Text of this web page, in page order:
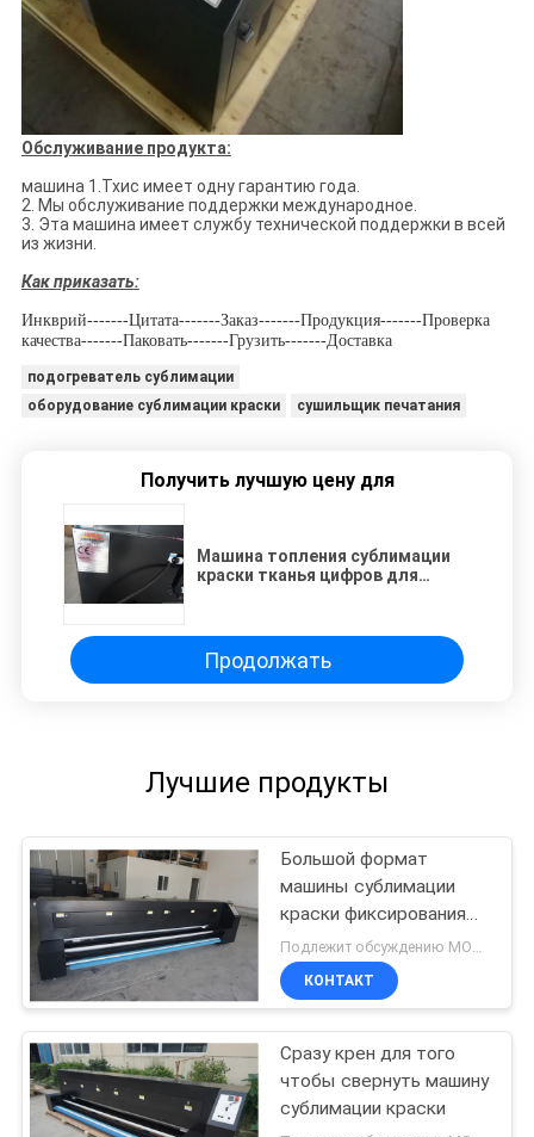
Обслуживание продукта:
машина 1.Тхис имеет одну гарантию года.
2. Мы обслуживание поддержки международное.
3. Эта машина имеет службу технической поддержки в всей
из жизни.
Как приказать:
Инкврий-------Цитата-------Заказ-------Продукция-------Проверка
качества-------Паковать-------Грузить-------Доставка
подогреватель сублимации
оборудование сублимации краски
сушильщик печатания
Получить лучшую цену для
Машина топления сублимации
краски тканья цифров для
Продолжать
Лучшие продукты
Большой формат
машины сублимации
краски фиксирования
ткани для сразу
печатной машины
тканья
Подлежит обсуждению MOQ:Один комплект
КОНТАКТ
Сразу крен для того
чтобы свернуть машину
сублимации краски